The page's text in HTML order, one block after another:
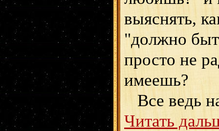
выяснять,
"должно
просто не
имеешь?
Все ведь
Читать